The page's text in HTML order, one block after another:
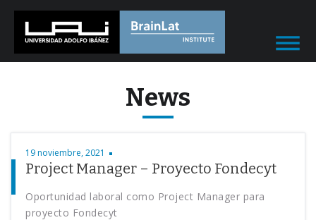
News
19 noviembre, 2021
Project Manager – Proyecto Fondecyt
Oportunidad laboral como Project Manager para
proyecto Fondecyt